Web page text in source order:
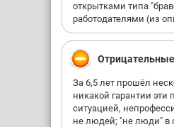
открытками типа
работодателями (из
За 6,5 лет прошёл
никакой гарантии
ситуацией,
не людей; "не люди" в